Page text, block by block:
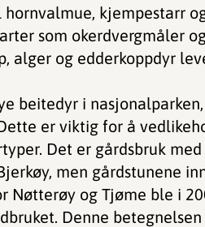
kjempestarr
som okerdvergmåler
alger og edderkoppdyr
beitedyr i
er viktig for å
Det er gårdsbruk
men gårdstunene
Nøtterøy og Tjøme ble i
Denne